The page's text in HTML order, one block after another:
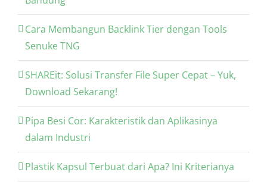
Cara Membangun Backlink Tier dengan Tools
Senuke TNG
SHAREit: Solusi Transfer File Super Cepat – Yuk,
Download Sekarang!
Pipa Besi Cor: Karakteristik dan Aplikasinya
dalam Industri
Plastik Kapsul Terbuat dari Apa? Ini Kriterianya